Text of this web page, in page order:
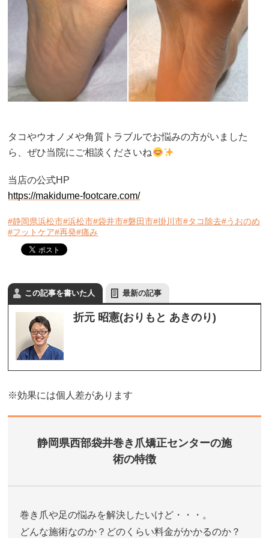
タコやウオノメや角質トラブルでお悩みの方がいました
ら、ぜひ当院にご相談くださいね
当店の公式HP
https://makidume-footcare.com/
#静岡県浜松市#浜松市#袋井市#磐田市#掛川市#タコ除去#うおのめ
#フットケア#再発#痛み
この記事を書いた人 最新の記事
折元 昭憲(おりもと あきのり)
※効果には個人差があります
静岡県西部袋井巻き爪矯正センターの施
術の特徴
巻き爪や足の悩みを解決したいけど・・・。
どんな施術なのか？どのくらい料金がかかるのか？